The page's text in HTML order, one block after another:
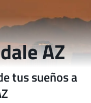
AZ
tus sueños a